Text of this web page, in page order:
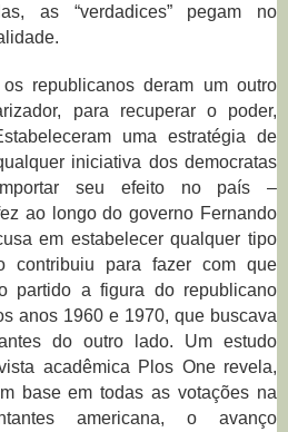
as “verdadices” pegam no
republicanos deram um outro
para recuperar o poder,
uma estratégia de
iniciativa dos democratas
seu efeito no país –
ao longo do governo Fernando
em estabelecer qualquer tipo
contribuiu para fazer com que
partido a figura do republicano
anos 1960 e 1970, que buscava
do outro lado. Um estudo
acadêmica Plos Onerevela,
base em todas as votações na
americana, o avanço